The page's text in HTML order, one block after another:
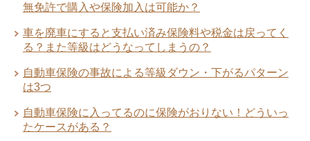
無免許で購入や保険加入は可能か？
車を廃車にすると支払い済み保険料や税金は戻ってく
る？また等級はどうなってしまうの？
自動車保険の事故による等級ダウン・下がるパターン
は3つ
自動車保険に入ってるのに保険がおりない！どういっ
たケースがある？